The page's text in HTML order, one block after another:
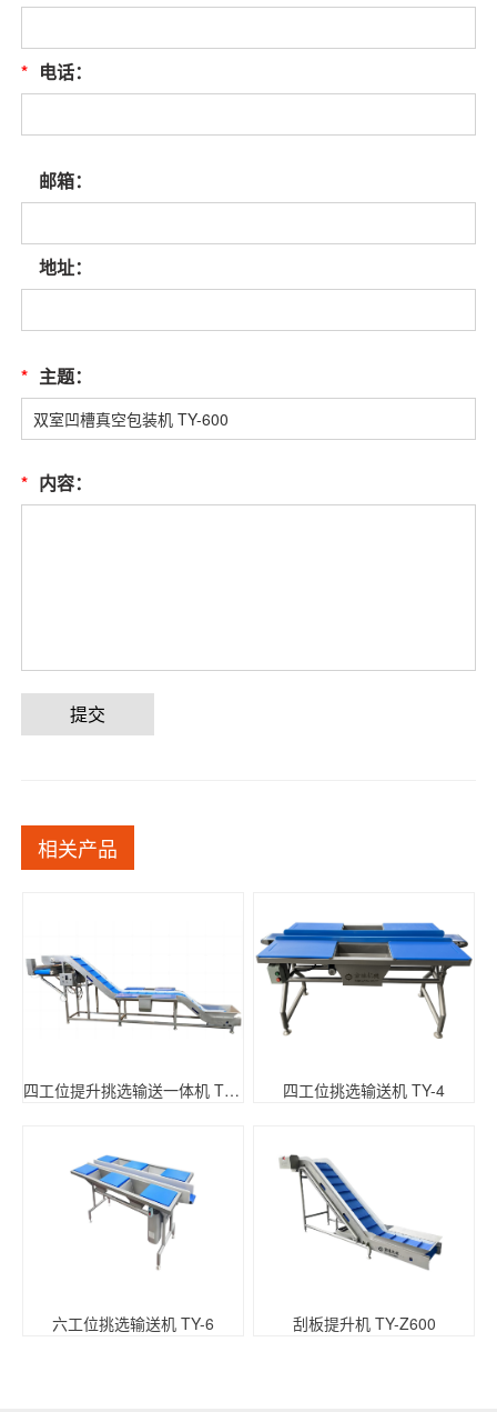
* 电话：
邮箱：
地址：
* 主题：
* 内容：
提交
相关产品
四工位提升挑选输送一体机 TY-4 四工位挑选输送机 TY-4
六工位挑选输送机 TY-6 刮板提升机 TY-Z600